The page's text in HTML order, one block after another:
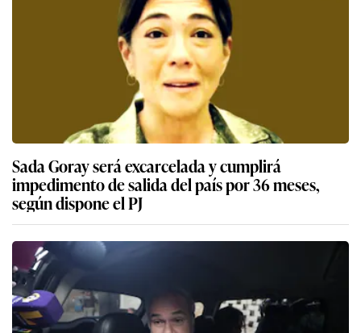
Sada Goray será excarcelada y cumplirá
impedimento de salida del país por 36 meses,
según dispone el PJ